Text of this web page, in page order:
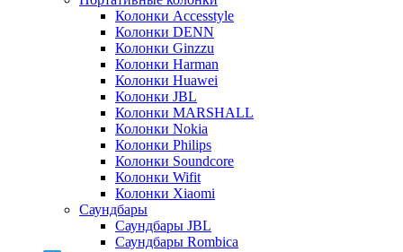
Колонки Accesstyle
Колонки DENN
Колонки Ginzzu
Колонки Harman
Колонки Huawei
Колонки JBL
Колонки MARSHALL
Колонки Nokia
Колонки Philips
Колонки Soundcore
Колонки Wifit
Колонки Xiaomi
Саундбары
Саундбары JBL
Саундбары Rombica